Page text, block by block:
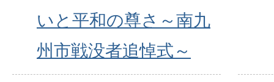
いと平和の尊さ～南九
州市戦没者追悼式～